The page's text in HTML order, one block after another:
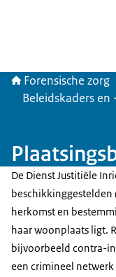
Forensische zorg
Beleidskaders
De Dienst Justitiële
beschikkinggestelden
herkomst en
haar woonplaats ligt.
bijvoorbeeld contra-
een crimineel